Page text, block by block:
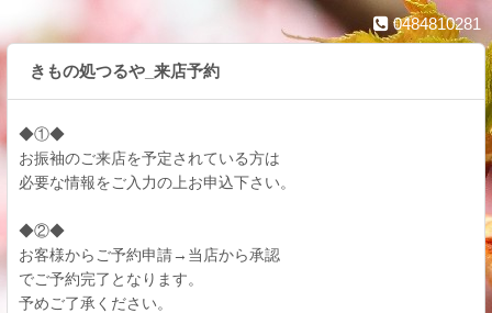
0484810281
きもの処つるや_来店予約
◆①◆
お振袖のご来店を予定されている方は
必要な情報をご入力の上お申込下さい。
◆②◆
お客様からご予約申請→当店から承認
でご予約完了となります。
予めご了承ください。